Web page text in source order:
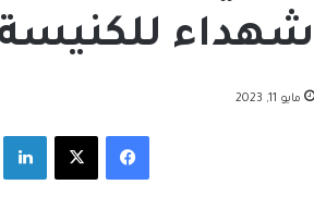
شهداء للكنيسة
مايو 11, 2023
فيسبوك